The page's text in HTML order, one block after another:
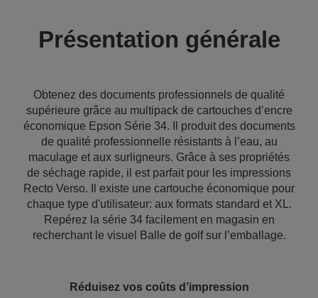
Présentation générale
Obtenez des documents professionnels de qualité
supérieure grâce au multipack de cartouches d’encre
économique Epson Série 34. Il produit des documents
de qualité professionnelle résistants à l’eau, au
maculage et aux surligneurs. Grâce à ses propriétés
de séchage rapide, il est parfait pour les impressions
Recto Verso. Il existe une cartouche économique pour
chaque type d'utilisateur: aux formats standard et XL.
Repérez la série 34 facilement en magasin en
recherchant le visuel Balle de golf sur l’emballage.
Réduisez vos coûts d’impression